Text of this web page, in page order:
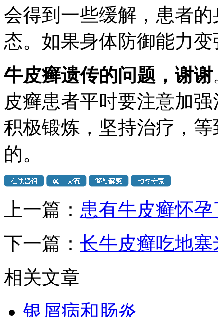
会得到一些缓解，患者
态。如果身体防御能力
牛皮癣遗传的问题，谢谢
皮癣患者平时要注意加
积极锻炼，坚持治疗，
的。
上一篇： 患有牛皮癣怀
下一篇： 长牛皮癣吃地
相关文章
银屑病和肠炎